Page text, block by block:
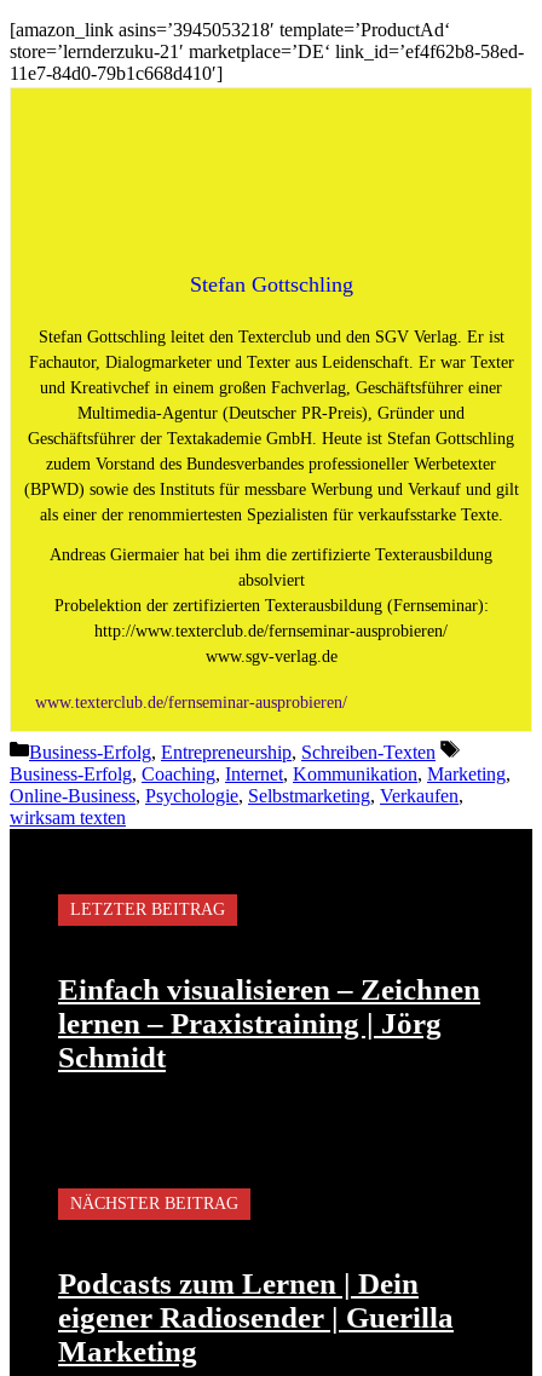
[amazon_link asins=’3945053218′ template=’ProductAd‘
store=’lernderzuku-21′ marketplace=’DE‘ link_id=’ef4f62b8-58ed-
11e7-84d0-79b1c668d410′]
Stefan Gottschling
Stefan Gottschling leitet den Texterclub und den SGV Verlag. Er ist
Fachautor, Dialogmarketer und Texter aus Leidenschaft. Er war Texter
und Kreativchef in einem großen Fachverlag, Geschäftsführer einer
Multimedia-Agentur (Deutscher PR-Preis), Gründer und
Geschäftsführer der Textakademie GmbH. Heute ist Stefan Gottschling
zudem Vorstand des Bundesverbandes professioneller Werbetexter
(BPWD) sowie des Instituts für messbare Werbung und Verkauf und gilt
als einer der renommiertesten Spezialisten für verkaufsstarke Texte.
Andreas Giermaier hat bei ihm die zertifizierte Texterausbildung
absolviert
Probelektion der zertifizierten Texterausbildung (Fernseminar):
http://www.texterclub.de/fernseminar-ausprobieren/
www.sgv-verlag.de
www.texterclub.de/fernseminar-ausprobieren/
Kategorien
Business-Erfolg, Entrepreneurship, Schreiben-Texten
Business-Erfolg, Coaching, Internet, Kommunikation, Marketing,
Online-Business, Psychologie, Selbstmarketing, Verkaufen,
wirksam texten
LETZTER BEITRAG
Einfach visualisieren – Zeichnen
lernen – Praxistraining | Jörg
Schmidt
NÄCHSTER BEITRAG
Podcasts zum Lernen | Dein
eigener Radiosender | Guerilla
Marketing